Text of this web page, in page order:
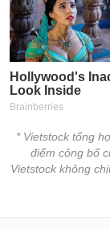
* Vietstock tổng
điểm công bố
Vietstock không
Công
cụ
đầu